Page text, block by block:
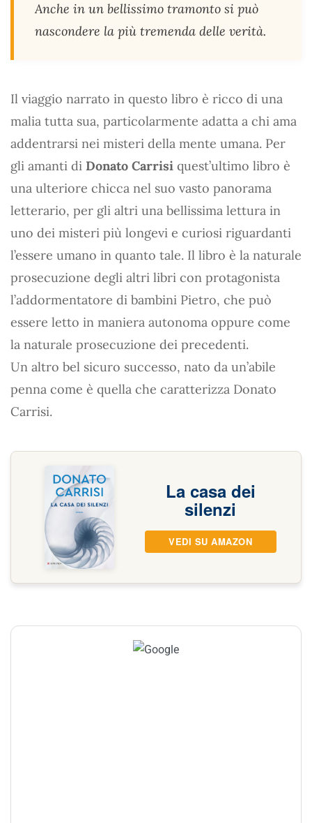
Anche in un bellissimo tramonto si può
nascondere la più tremenda delle verità.
Il viaggio narrato in questo libro è ricco di una
malia tutta sua, particolarmente adatta a chi ama
addentrarsi nei misteri della mente umana. Per
gli amanti di Donato Carrisi quest’ultimo libro è
una ulteriore chicca nel suo vasto panorama
letterario, per gli altri una bellissima lettura in
uno dei misteri più longevi e curiosi riguardanti
l’essere umano in quanto tale. Il libro è la naturale
prosecuzione degli altri libri con protagonista
l’addormentatore di bambini Pietro, che può
essere letto in maniera autonoma oppure come
la naturale prosecuzione dei precedenti.
Un altro bel sicuro successo, nato da un’abile
penna come è quella che caratterizza Donato
Carrisi.
La casa dei
silenzi
VEDI SU AMAZON